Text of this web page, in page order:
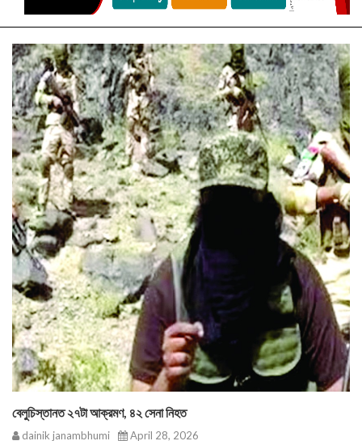
বেলুচিস্তানত ২৭টা আক্রমণ, ৪২ সেনা নিহত
dainik janambhumi April 28, 2026